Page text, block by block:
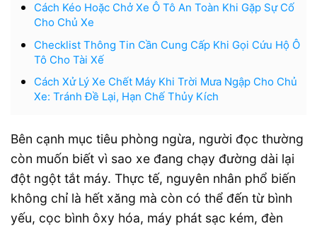
Cách Kéo Hoặc Chở Xe Ô Tô An Toàn Khi Gặp Sự Cố
Cho Chủ Xe
Checklist Thông Tin Cần Cung Cấp Khi Gọi Cứu Hộ Ô
Tô Cho Tài Xế
Cách Xử Lý Xe Chết Máy Khi Trời Mưa Ngập Cho Chủ
Xe: Tránh Đề Lại, Hạn Chế Thủy Kích
Bên cạnh mục tiêu phòng ngừa, người đọc thường
còn muốn biết vì sao xe đang chạy đường dài lại
đột ngột tắt máy. Thực tế, nguyên nhân phổ biến
không chỉ là hết xăng mà còn có thể đến từ bình
yếu, cọc bình ôxy hóa, máy phát sạc kém, đèn